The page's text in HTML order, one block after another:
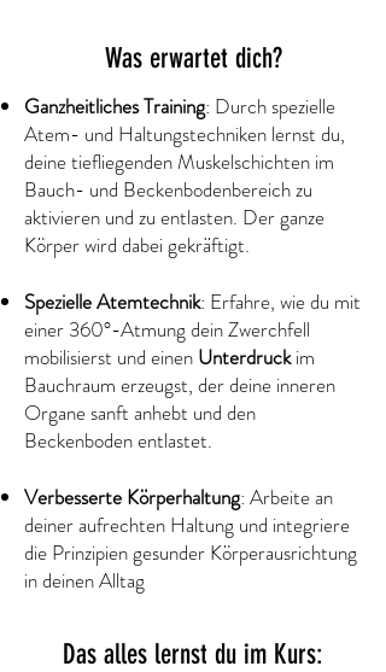
Was erwartet dich?
Ganzheitliches Training: Durch spezielle
Atem- und Haltungstechniken lernst du,
deine tiefliegenden Muskelschichten im
Bauch- und Beckenbodenbereich zu
aktivieren und zu entlasten. Der ganze
Körper wird dabei gekräftigt.
Spezielle Atemtechnik: Erfahre, wie du mit
einer 360°-Atmung dein Zwerchfell
mobilisierst und einen Unterdruckim
Bauchraum erzeugst, der deine inneren
Organe sanft anhebt und den
Beckenboden entlastet.
Verbesserte Körperhaltung: Arbeite an
deiner aufrechten Haltung und integriere
die Prinzipien gesunder Körperausrichtung
in deinen Alltag
Das alles lernst du im Kurs: